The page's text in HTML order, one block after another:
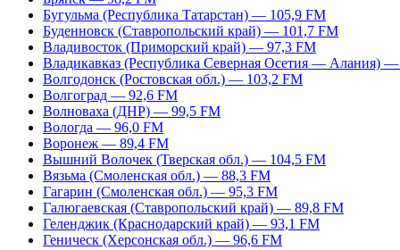
Бугульма (Республика Татарстан) — 105,9 FM
Буденновск (Ставропольский край) — 101,7 FM
Владивосток (Приморский край) — 97,3 FM
Владикавказ (Республика Северная Осетия — Алания)
Волгодонск (Ростовская обл.) — 103,2 FM
Волгоград — 92,6 FM
Волноваха (ДНР) — 99,5 FM
Вологда — 96,0 FM
Воронеж — 89,4 FM
Вышний Волочек (Тверская обл.) — 104,5 FM
Вязьма (Смоленская обл.) — 88,3 FM
Гагарин (Смоленская обл.) — 95,3 FM
Галюгаевская (Ставропольский край) — 89,8 FM
Геленджик (Краснодарский край) — 93,1 FM
Геническ (Херсонская обл.) — 96,6 FM